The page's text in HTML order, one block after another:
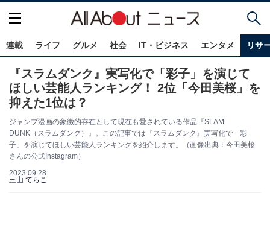
連載 ライフ グルメ 社会 IT・ビジネス エンタメ リサ
『スラムダンク』実写化で「彩子」を演じて
ほしい芸能人ランキング！ 2位「今田美桜」を
抑えた1位は？
ジャンプ漫画の象徴的存在として現在も愛されている作品『SLAM
DUNK（スラムダンク）』。この記事では『スラムダンク』実写化で「彩
子」を演じてほしい芸能人ランキングを紹介します。（画像出典：今田美桜
さんの公式Instagram）
2023.09.28
三山 てらこ